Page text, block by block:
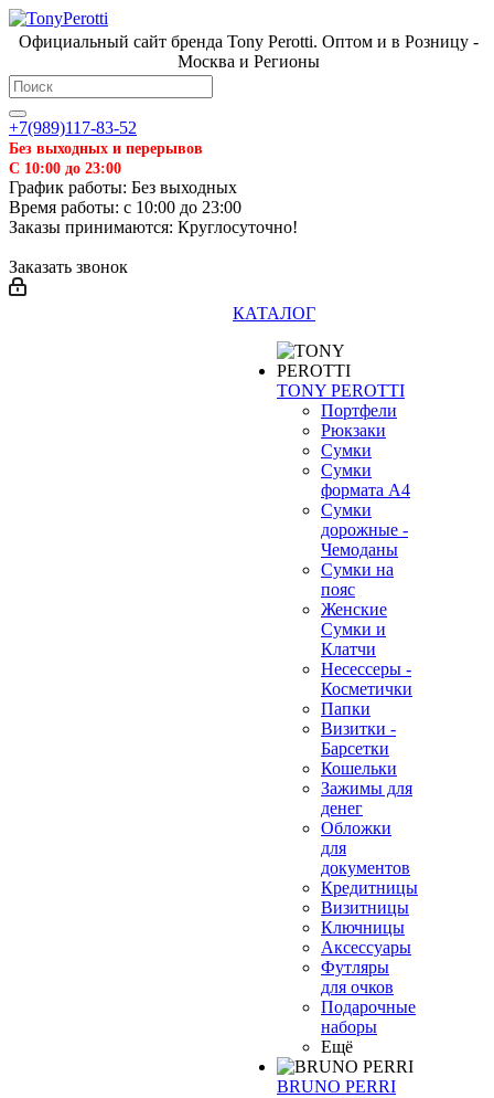
Официальный сайт бренда Tony Perotti. Оптом и в Розницу -
Москва и Регионы
+7(989)117-83-52
Без выходных и перерывов
С 10:00 до 23:00
График работы: Без выходных
Время работы: с 10:00 до 23:00
Заказы принимаются: Круглосуточно!
Заказать звонок
КАТАЛОГ
TONY PEROTTI
Портфели
Рюкзаки
Сумки
Сумки
формата А4
Сумки
дорожные -
Чемоданы
Сумки на
пояс
Женские
Сумки и
Клатчи
Несессеры -
Косметички
Папки
Визитки -
Барсетки
Кошельки
Зажимы для
денег
Обложки
для
документов
Кредитницы
Визитницы
Ключницы
Аксессуары
Футляры
для очков
Подарочные
наборы
Ещё
BRUNO PERRI